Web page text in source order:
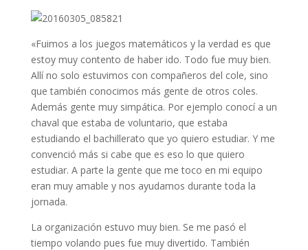
«Fuimos a los juegos matemáticos y la verdad es que
estoy muy contento de haber ido. Todo fue muy bien.
Allí no solo estuvimos con compañeros del cole, sino
que también conocimos más gente de otros coles.
Además gente muy simpática. Por ejemplo conocí a un
chaval que estaba de voluntario, que estaba
estudiando el bachillerato que yo quiero estudiar. Y me
convenció más si cabe que es eso lo que quiero
estudiar. A parte la gente que me toco en mi equipo
eran muy amable y nos ayudamos durante toda la
jornada.
La organización estuvo muy bien. Se me pasó el
tiempo volando pues fue muy divertido. También